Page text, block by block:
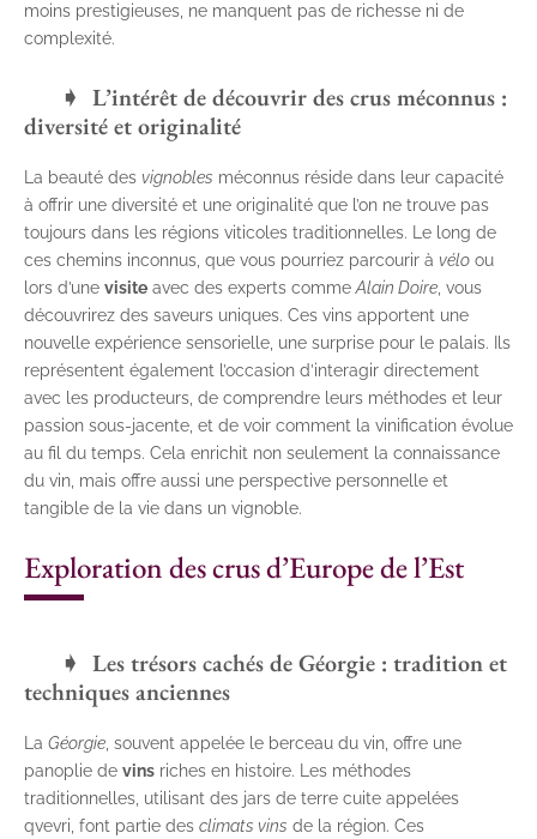
moins prestigieuses, ne manquent pas de richesse ni de
complexité.
L’intérêt de découvrir des crus méconnus :
diversité et originalité
La beauté des vignobles méconnus réside dans leur capacité
à offrir une diversité et une originalité que l’on ne trouve pas
toujours dans les régions viticoles traditionnelles. Le long de
ces chemins inconnus, que vous pourriez parcourir à vélo ou
lors d’une visite avec des experts commeAlain Doire , vous
découvrirez des saveurs uniques. Ces vins apportent une
nouvelle expérience sensorielle, une surprise pour le palais. Ils
représentent également l’occasion d’interagir directement
avec les producteurs, de comprendre leurs méthodes et leur
passion sous-jacente, et de voir comment la vinification évolue
au fil du temps. Cela enrichit non seulement la connaissance
du vin, mais offre aussi une perspective personnelle et
tangible de la vie dans un vignoble.
Exploration des crus d’Europe de l’Est
Les trésors cachés de Géorgie : tradition et
techniques anciennes
La Géorgie , souvent appelée le berceau du vin, offre une
panoplie de vins riches en histoire. Les méthodes
traditionnelles, utilisant des jars de terre cuite appelées
qvevri, font partie des climats vins de la région. Ces